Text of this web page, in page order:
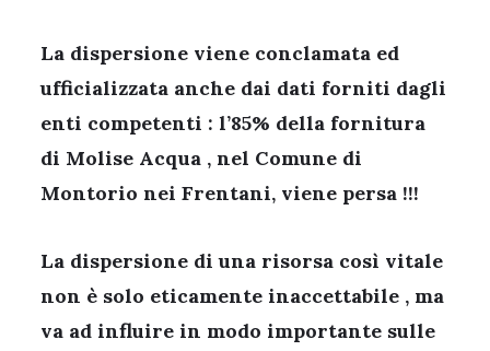
La dispersione viene conclamata ed
ufficializzata anche dai dati forniti dagli
enti competenti : l’85% della fornitura
di Molise Acqua , nel Comune di
Montorio nei Frentani, viene persa !!!
La dispersione di una risorsa così vitale
non è solo eticamente inaccettabile , ma
va ad influire in modo importante sulle